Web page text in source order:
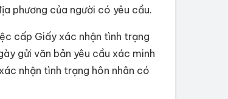
phương của người có yêu cầu.
cấp Giấy xác nhận tình trạng
gửi văn bản yêu cầu xác minh
nhận tình trạng hôn nhân có